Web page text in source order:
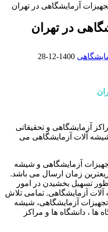
آزمایشگاهی در تهران
در تهران
1400-12-28
آزمایشگاهی و تحقیقاتی
آلات آزمایشگاهی می
آزمایشگاهی و شیشه
زمان ارسال می باشد.
تسهیل بخشیدن در امور
آزمایشگاهی. تمامی تلاش
تجهیزات آزمایشگاهی، شیشه
ها ، دانشگاه ها و مراکز